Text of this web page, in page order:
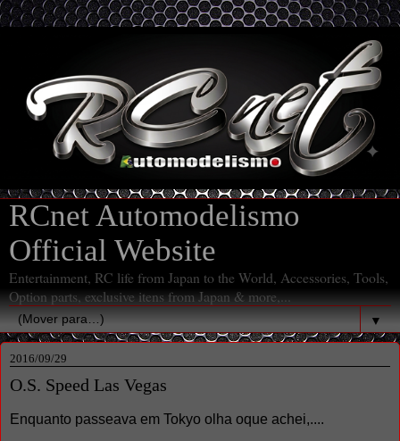
RCnet Automodelismo
Official Website
Entertainment, RC life from Japan to the World, Accessories, Tools,
Option parts, exclusive itens from Japan & more,...
▼
2016/09/29
O.S. Speed Las Vegas
Enquanto passeava em Tokyo olha oque achei,....